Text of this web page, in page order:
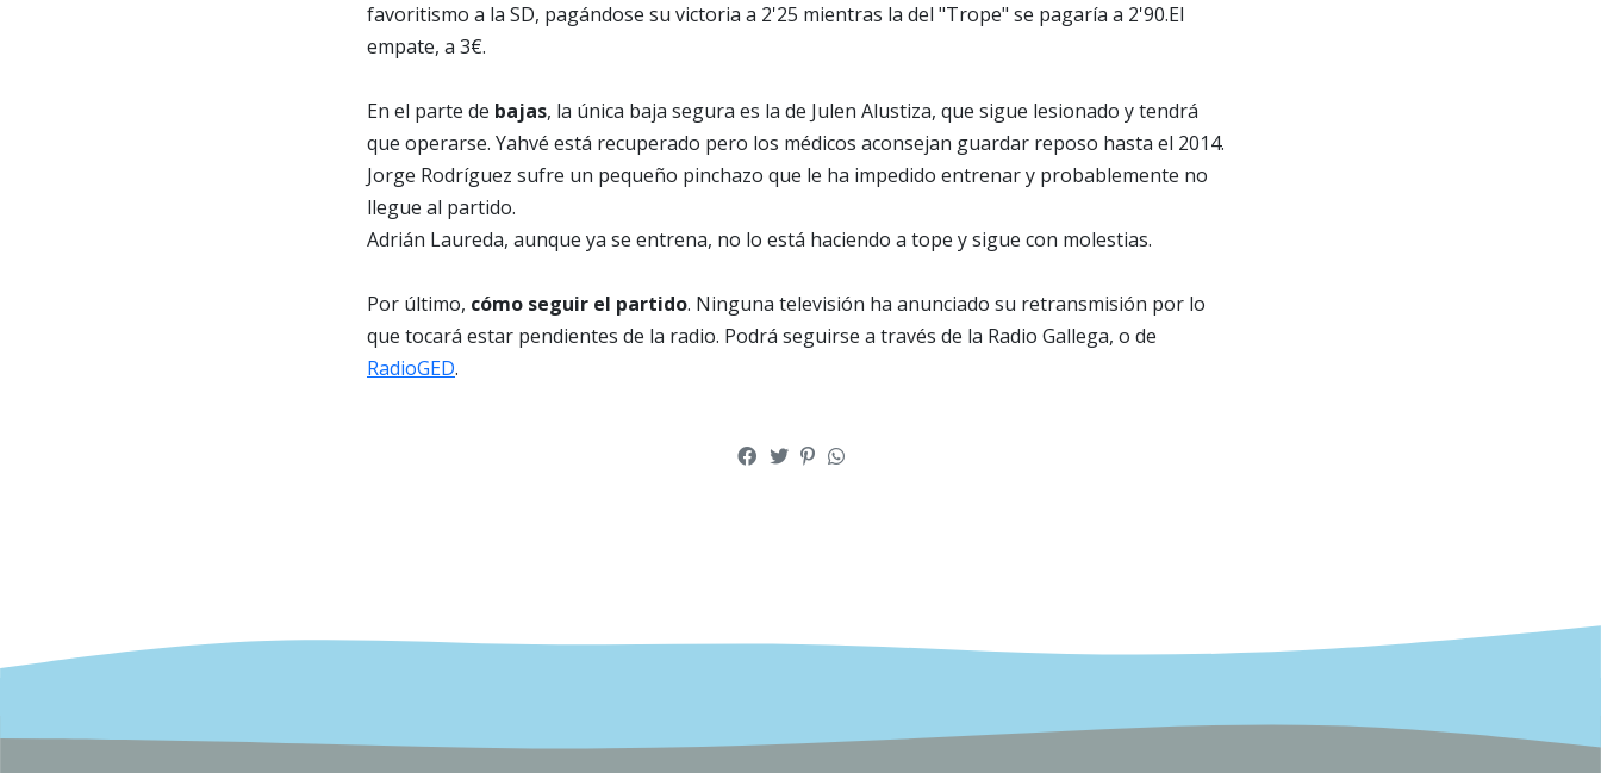
favoritismo a la SD, pagándose su victoria a 2'25 mientras la del "Trope" se pagaría a 2'90.El
empate, a 3€.
En el parte de bajas, la única baja segura es la de Julen Alustiza, que sigue lesionado y tendrá
que operarse. Yahvé está recuperado pero los médicos aconsejan guardar reposo hasta el 2014.
Jorge Rodríguez sufre un pequeño pinchazo que le ha impedido entrenar y probablemente no
llegue al partido.
Adrián Laureda, aunque ya se entrena, no lo está haciendo a tope y sigue con molestias.
Por último, cómo seguir el partido. Ninguna televisión ha anunciado su retransmisión por lo
que tocará estar pendientes de la radio. Podrá seguirse a través de la Radio Gallega, o de
RadioGED.